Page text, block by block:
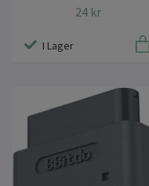
24 kr
I Lager